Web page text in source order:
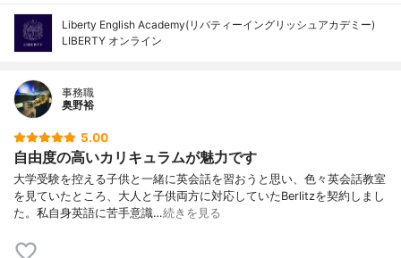
Liberty English Academy(リバティーイングリッシュアカデミー)
LIBERTY オンライン
事務職
奥野裕
5.00
自由度の高いカリキュラムが魅力です
大学受験を控える子供と一緒に英会話を習おうと思い、色々英会話教室
を見ていたところ、大人と子供両方に対応していたBerlitzを契約しまし
た。私自身英語に苦手意識…続きを見る